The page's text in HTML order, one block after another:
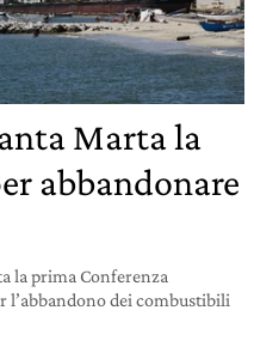
Marta la
abbandonare
la prima Conferenza
l’abbandono dei combustibili